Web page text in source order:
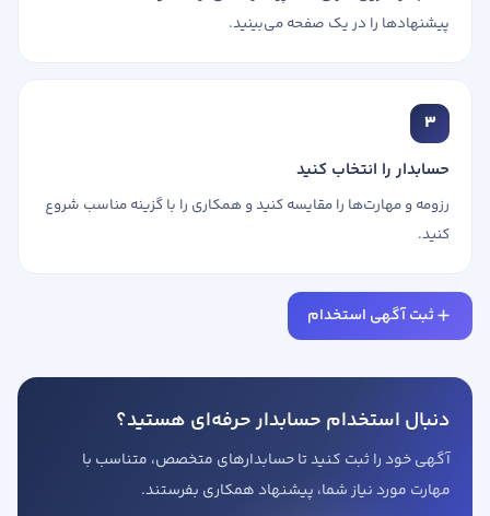
پیشنهادها را در یک صفحه می‌بینید.
3
حسابدار را انتخاب کنید
رزومه و مهارت‌ها را مقایسه کنید و همکاری را با گزینه مناسب شروع
کنید.
ثبت آگهی استخدام
دنبال استخدام حسابدار حرفه‌ای هستید؟
آگهی خود را ثبت کنید تا حسابدارهای متخصص، متناسب با
مهارت مورد نیاز شما، پیشنهاد همکاری بفرستند.